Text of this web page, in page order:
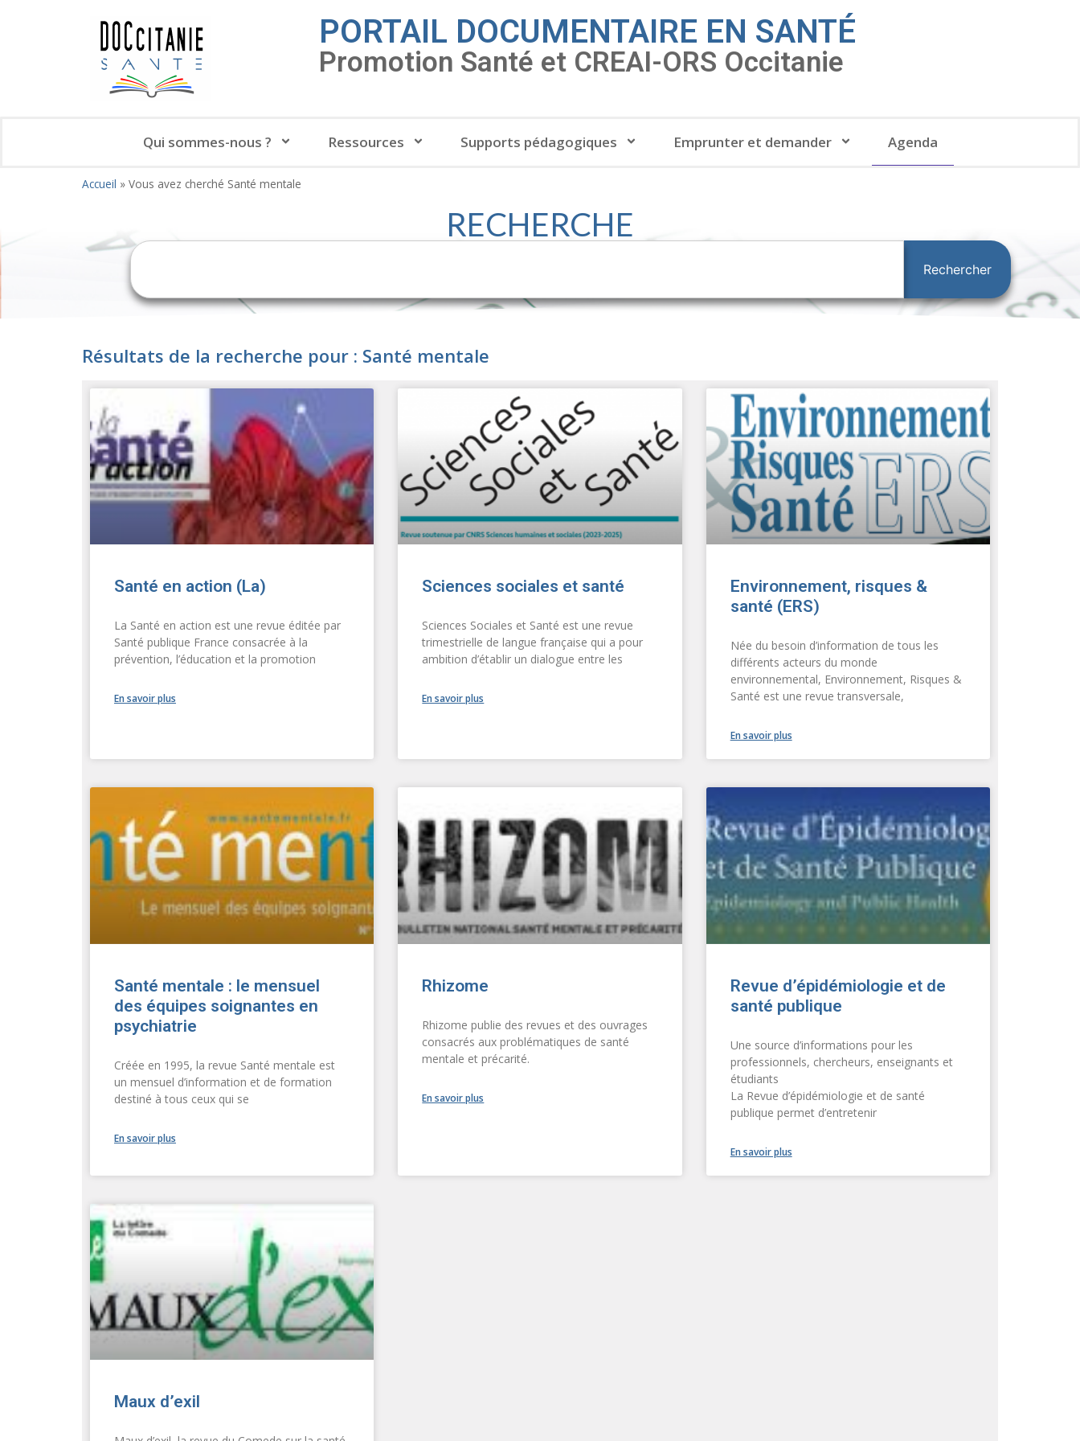
PORTAIL DOCUMENTAIRE EN SANTÉ
Promotion Santé et CREAI-ORS Occitanie
Qui sommes-nous ? Ressources Supports pédagogiques Emprunter et demander Agenda
Accueil » Vous avez cherché Santé mentale
RECHERCHE
Rechercher
Résultats de la recherche pour : Santé mentale
Santé en action (La)
La Santé en action est une revue éditée par
Santé publique France consacrée à la
prévention, l’éducation et la promotion
En savoir plus
Sciences sociales et santé
Sciences Sociales et Santé est une revue
trimestrielle de langue française qui a pour
ambition d’établir un dialogue entre les
En savoir plus
Environnement, risques &
santé (ERS)
Née du besoin d’information de tous les
différents acteurs du monde
environnemental, Environnement, Risques &
Santé est une revue transversale,
En savoir plus
Santé mentale : le mensuel
des équipes soignantes en
psychiatrie
Créée en 1995, la revue Santé mentale est
un mensuel d’information et de formation
destiné à tous ceux qui se
En savoir plus
Rhizome
Rhizome publie des revues et des ouvrages
consacrés aux problématiques de santé
mentale et précarité.
En savoir plus
Revue d’épidémiologie et de
santé publique
Une source d’informations pour les
professionnels, chercheurs, enseignants et
étudiants
La Revue d’épidémiologie et de santé
publique permet d’entretenir
En savoir plus
Maux d’exil